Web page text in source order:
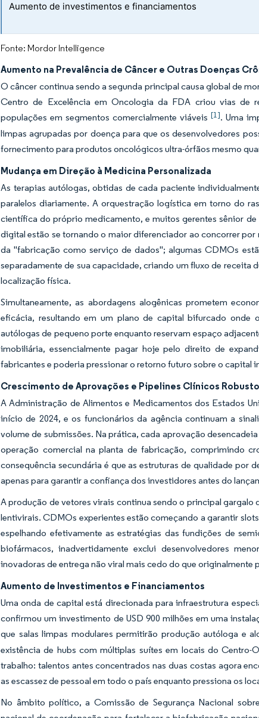
Aumento de investimentos e financiamentos
Fonte: Mordor Intelligence
Aumento na Prevalência de Câncer e Outras Doenças
O câncer continua sendo a segunda principal causa global de
Centro de Excelência em Oncologia da FDA criou vias de
populações em segmentos comercialmente viáveis[1]. Uma
limpas agrupadas por doença para que os desenvolvedores
fornecimento para produtos oncológicos ultra-órfãos mesmo
Mudança em Direção à Medicina Personalizada
As terapias autólogas, obtidas de cada paciente
paralelos diariamente. A orquestração logística em torno do
científica do próprio medicamento, e muitos gerentes sênior
digital estão se tornando o maior diferenciador ao concorrer
da "fabricação como serviço de dados"; algumas CDMOs
separadamente de sua capacidade, criando um fluxo de receita
localização física.
Simultaneamente, as abordagens alogênicas prometem
eficácia, resultando em um plano de capital bifurcado onde
autólogas de pequeno porte enquanto reservam espaço
imobiliária, essencialmente pagar hoje pelo direito de
fabricantes e poderia pressionar o retorno futuro sobre o capital
Crescimento de Aprovações e Pipelines Clínicos
A Administração de Alimentos e Medicamentos dos Estados
início de 2024, e os funcionários da agência continuam a
volume de submissões. Na prática, cada aprovação
operação comercial na planta de fabricação, comprimindo
consequência secundária é que as estruturas de qualidade
apenas para garantir a confiança dos investidores antes do
A produção de vetores virais continua sendo o principal gargalo
lentivirais. CDMOs experientes estão começando a garantir
espelhando efetivamente as estratégias das fundições de
biofármacos, inadvertidamente exclui desenvolvedores
inovadoras de entrega não viral mais cedo do que originalmente
Aumento de Investimentos e Financiamentos
Uma onda de capital está direcionada para infraestrutura
confirmou um investimento de USD 900 milhões em uma
que salas limpas modulares permitirão produção autóloga e
existência de hubs com múltiplas suítes em locais do
trabalho: talentos antes concentrados nas duas costas agora
as escassez de pessoal em todo o país enquanto pressiona os
No âmbito político, a Comissão de Segurança Nacional